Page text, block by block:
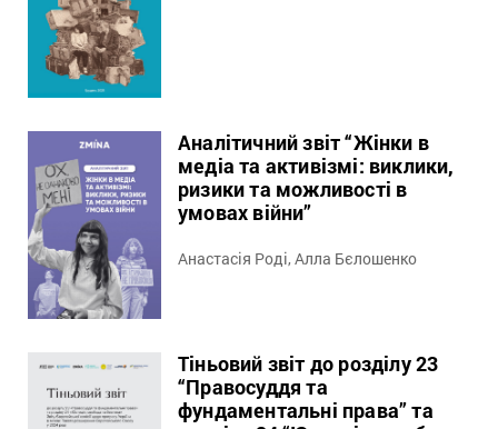
Аналітичний звіт “Жінки в
медіа та активізмі: виклики,
ризики та можливості в
умовах війни”
Анастасія Роді, Алла Бєлошенко
Тіньовий звіт до розділу 23
“Правосуддя та
фундаментальні права” та